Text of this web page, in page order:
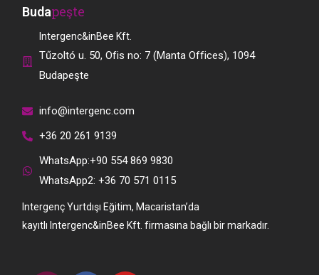
Budapeşte
Intergenc&inBee Kft.
Tűzoltó u. 50, Ofis no: 7 (Manta Offices), 1094
Budapeşte
info@intergenc.com
+36 20 261 9139
WhatsApp:+90 554 869 9830
WhatsApp2: +36 70 571 0115
Intergenç Yurtdışı Eğitim, Macaristan’da
kayıtlı Intergenc&inBee Kft. firmasına bağlı bir markadır.